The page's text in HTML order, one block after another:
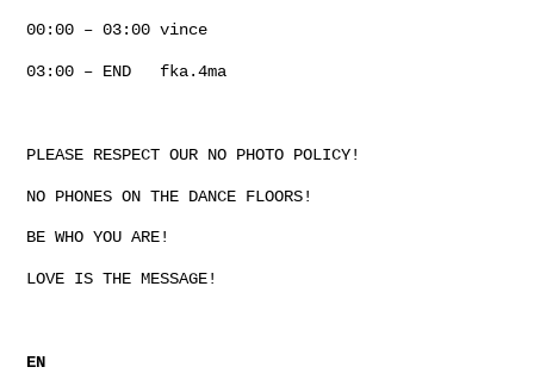
00:00 – 03:00 vince
03:00 – END fka.4ma
PLEASE RESPECT OUR NO PHOTO POLICY!
NO PHONES ON THE DANCE FLOORS!
BE WHO YOU ARE!
LOVE IS THE MESSAGE!
EN